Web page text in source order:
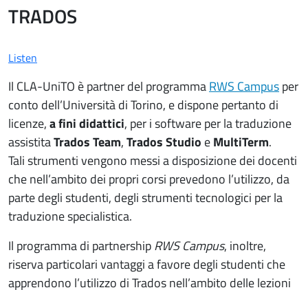
TRADOS
Listen
Il CLA-UniTO è partner del programmaRWS Campusper
conto dell’Università di Torino, e dispone pertanto di
licenze,a fini didattici, per i software per la traduzione
assistitaTrados Team,Trados Studio eMultiTerm.
Tali strumenti vengono messi a disposizione dei docenti
che nell’ambito dei propri corsi prevedono l’utilizzo, da
parte degli studenti, degli strumenti tecnologici per la
traduzione specialistica.
Il programma di partnershipRWS Campus, inoltre,
riserva particolari vantaggi a favore degli studenti che
apprendono l’utilizzo di Trados nell’ambito delle lezioni